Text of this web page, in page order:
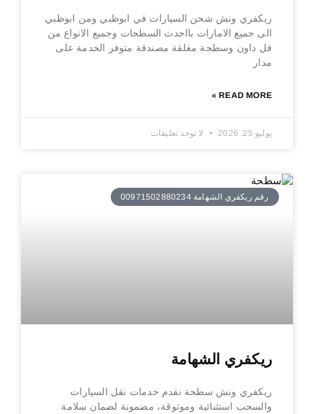
ريكفري ونش شحن السيارات في ابوظبي ومن ابوظبي
الى جميع الامارات بااحدث السطحات وجميع الانواع من
فل داون وسطحة مغلقة مصندقة متوفر الخدمة على
مدار
READ MORE »
يوليو 25, 2026 لا توجد تعليقات
رقم ريكفري الشهامة 00971502880234
ريكفري الشهامة
ريكفري ونش سطحة نقدم خدمات نقل السيارات
والسحب استثنائية وموثوقة، مضمونة لضمان سلامة